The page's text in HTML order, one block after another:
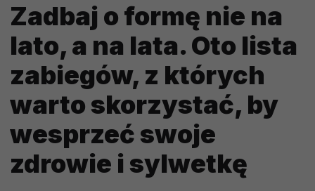
Zadbaj o formę nie na
lato, a na lata. Oto lista
zabiegów, z których
warto skorzystać, by
wesprzeć swoje
zdrowie i sylwetkę